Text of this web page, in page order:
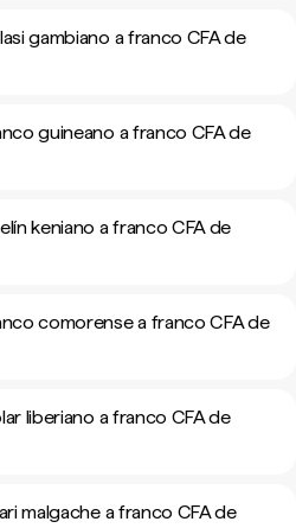
gambiano a franco CFA de
guineano a franco CFA de
keniano a franco CFA de
comorense a franco CFA de
liberiano a franco CFA de
malgache a franco CFA de